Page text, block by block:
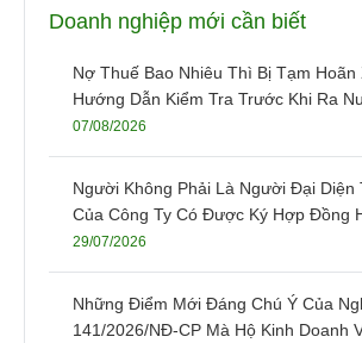
Doanh nghiệp mới cần biết
Nợ Thuế Bao Nhiêu Thì Bị Tạm Hoãn
Hướng Dẫn Kiểm Tra Trước Khi Ra
07/08/2026
Người Không Phải Là Người Đại Diện
Của Công Ty Có Được Ký Hợp Đồng
29/07/2026
Những Điểm Mới Đáng Chú Ý Của
141/2026/NĐ-CP Mà Hộ Kinh Doanh